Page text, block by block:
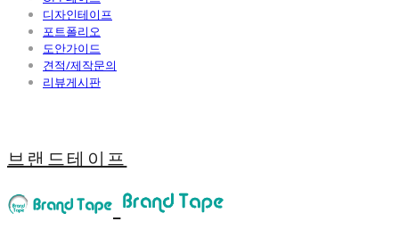
디자인테이프
포트폴리오
도안가이드
견적/제작문의
리뷰게시판
브랜드테이프